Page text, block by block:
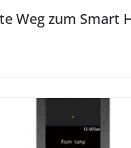
Weg zum Smart